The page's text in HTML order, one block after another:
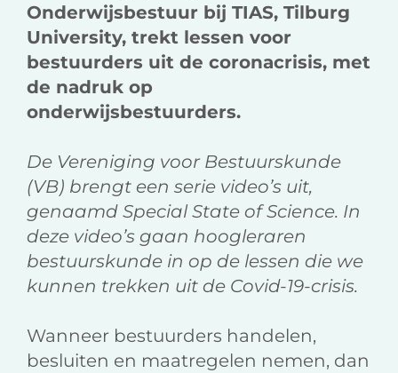
Onderwijsbestuur bij TIAS, Tilburg
University, trekt lessen voor
bestuurders uit de coronacrisis, met
de nadruk op
onderwijsbestuurders.
De Vereniging voor Bestuurskunde
(VB) brengt een serie video’s uit,
genaamd Special State of Science. In
deze video’s gaan hoogleraren
bestuurskunde in op de lessen die we
kunnen trekken uit de Covid-19-crisis.
Wanneer bestuurders handelen,
besluiten en maatregelen nemen, dan